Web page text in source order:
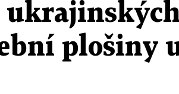
plošiny